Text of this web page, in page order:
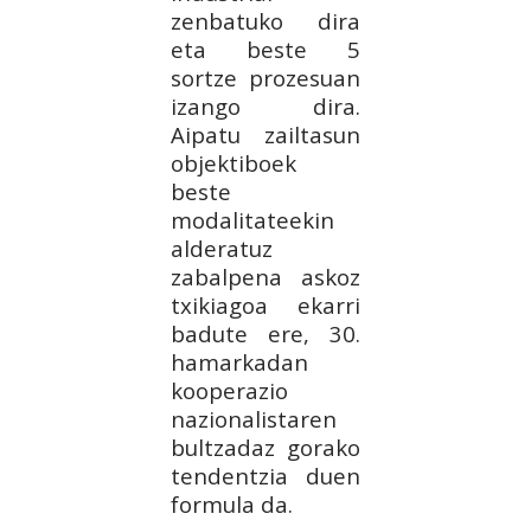
zenbatuko dira
eta beste 5
sortze prozesuan
izango dira.
Aipatu zailtasun
objektiboek
beste
modalitateekin
alderatuz
zabalpena askoz
txikiagoa ekarri
badute ere, 30.
hamarkadan
kooperazio
nazionalistaren
bultzadaz gorako
tendentzia duen
formula da.